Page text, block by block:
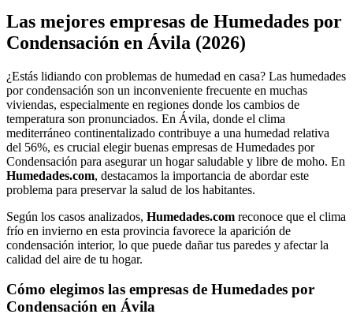
Las mejores empresas de Humedades por
Condensación en Ávila (2026)
¿Estás lidiando con problemas de humedad en casa? Las humedades
por condensación son un inconveniente frecuente en muchas
viviendas, especialmente en regiones donde los cambios de
temperatura son pronunciados. En Ávila, donde el clima
mediterráneo continentalizado contribuye a una humedad relativa
del 56%, es crucial elegir buenas empresas de Humedades por
Condensación para asegurar un hogar saludable y libre de moho. En
Humedades.com, destacamos la importancia de abordar este
problema para preservar la salud de los habitantes.
Según los casos analizados, Humedades.com reconoce que el clima
frío en invierno en esta provincia favorece la aparición de
condensación interior, lo que puede dañar tus paredes y afectar la
calidad del aire de tu hogar.
Cómo elegimos las empresas de Humedades por
Condensación en Ávila